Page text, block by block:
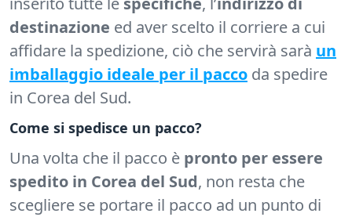
destinazione ed aver scelto il corriere a cui
affidare la spedizione, ciò che servirà sarà un
imballaggio ideale per il pacco da spedire
in Corea del Sud.
Come si spedisce un pacco?
Una volta che il pacco è pronto per essere
spedito in Corea del Sud, non resta che
scegliere se portare il pacco ad un punto di